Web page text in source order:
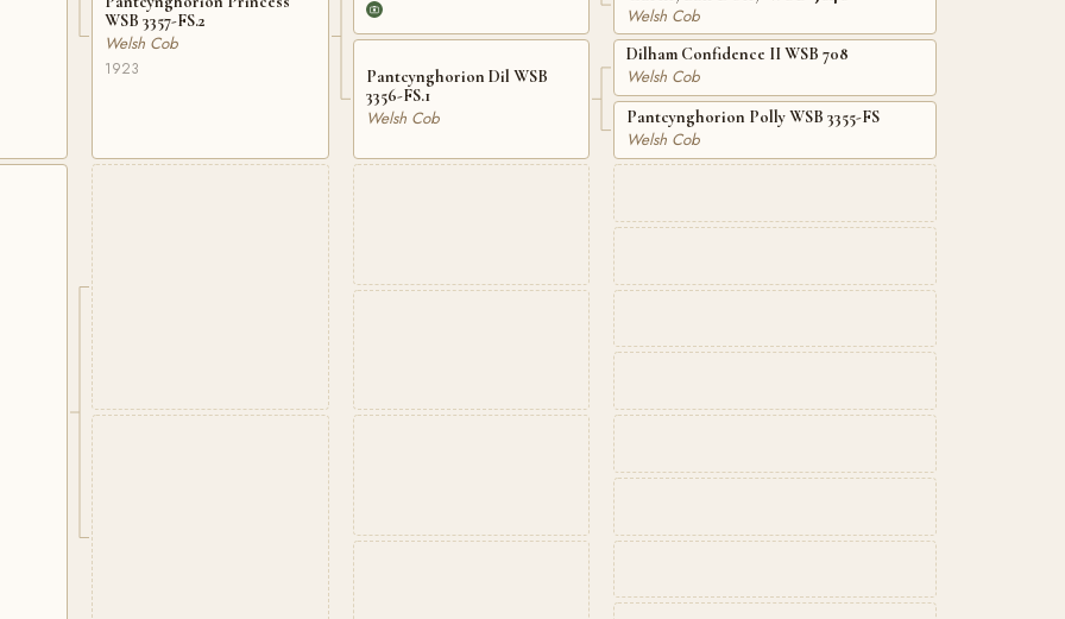
WSB 3357-FS.2
Welsh Cob
1923
Pantcynghorion Dil WSB
3356-FS.1
Welsh Cob
Welsh Cob
Dilham Confidence II WSB 708
Welsh Cob
Pantcynghorion Polly WSB 3355-FS
Welsh Cob